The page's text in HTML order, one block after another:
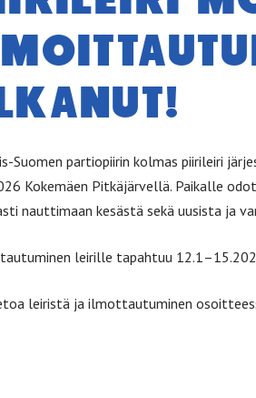
Suomen partiopiirin kolmas piirileiri
Kokemäen Pitkäjärvellä. Paikalle
nauttimaan kesästä sekä uusista ja
leirille tapahtuu
leiristä ja ilmottautuminen